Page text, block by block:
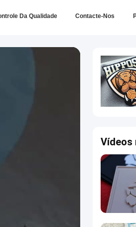
Da Qualidade Contacte-Nos
Vídeos